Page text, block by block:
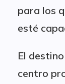
para los
esté
El
centro